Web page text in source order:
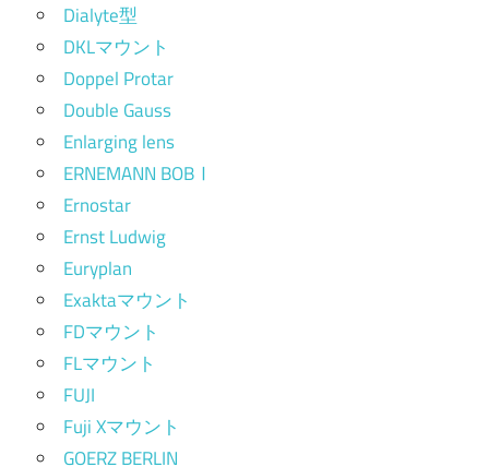
Dialyte型
DKLマウント
Doppel Protar
Double Gauss
Enlarging lens
ERNEMANN BOBⅠ
Ernostar
Ernst Ludwig
Euryplan
Exaktaマウント
FDマウント
FLマウント
FUJI
Fuji Xマウント
GOERZ BERLIN